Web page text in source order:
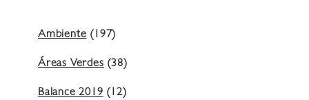
Ambiente(197)
Áreas Verdes(38)
Balance 2019(12)